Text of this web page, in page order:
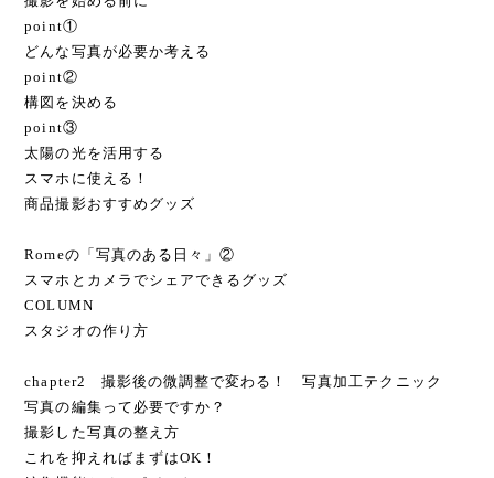
point①
どんな写真が必要か考える
point②
構図を決める
point③
太陽の光を活用する
スマホに使える！
商品撮影おすすめグッズ
Romeの「写真のある日々」②
スマホとカメラでシェアできるグッズ
COLUMN
スタジオの作り方
chapter2 撮影後の微調整で変わる！ 写真加工テクニック
写真の編集って必要ですか？
撮影した写真の整え方
これを抑えればまずはOK！